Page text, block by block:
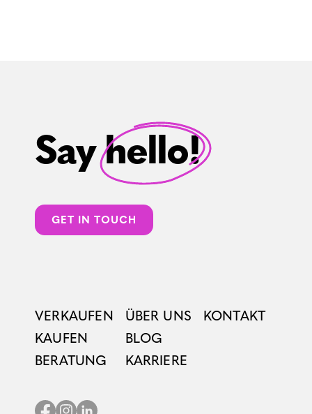
Say hello!
GET IN TOUCH
VERKAUFEN
KAUFEN
BERATUNG
ÜBER UNS
BLOG
KARRIERE
KONTAKT